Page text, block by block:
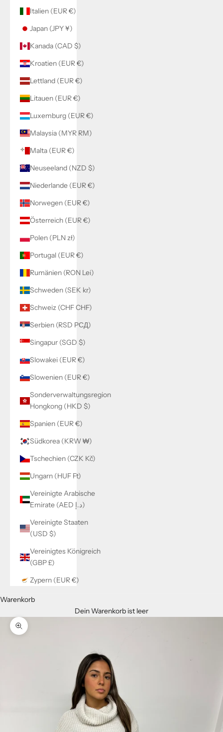
Italien (EUR €)
Japan (JPY ¥)
Kanada (CAD $)
Kroatien (EUR €)
Lettland (EUR €)
Litauen (EUR €)
Luxemburg (EUR €)
Malaysia (MYR RM)
Malta (EUR €)
Neuseeland (NZD $)
Niederlande (EUR €)
Norwegen (EUR €)
Österreich (EUR €)
Polen (PLN zł)
Portugal (EUR €)
Rumänien (RON Lei)
Schweden (SEK kr)
Schweiz (CHF CHF)
Serbien (RSD РСД)
Singapur (SGD $)
Slowakei (EUR €)
Slowenien (EUR €)
Sonderverwaltungsregion
Hongkong (HKD $)
Spanien (EUR €)
Südkorea (KRW ₩)
Tschechien (CZK Kč)
Ungarn (HUF Ft)
Vereinigte Arabische
Emirate (AED د.إ)
Vereinigte Staaten
(USD $)
Vereinigtes Königreich
(GBP £)
Zypern (EUR €)
Warenkorb
Dein Warenkorb ist leer
Bild vergrößern